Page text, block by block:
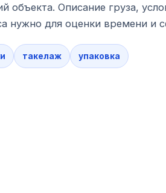
объекта. Описание груза,
нужно для оценки времени и
такелаж упаковка